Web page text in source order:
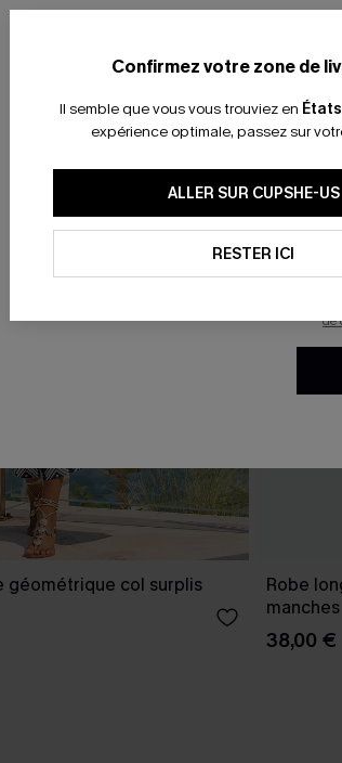
géométrique col surplis
Robe
manches
38,00 €
Confirmez votre zone de
Il semble que vous vous trouviez en
expérience optimale, passez sur
ALLER SUR CUPSHE-US
RESTER ICI
de